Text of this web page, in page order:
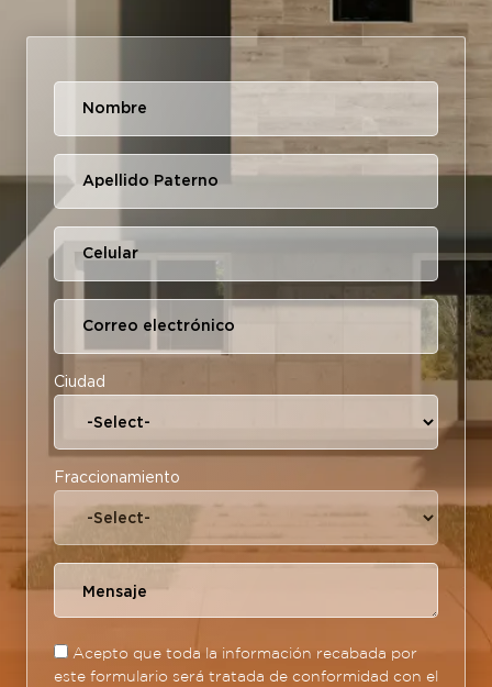
Ciudad
Fraccionamiento
Acepto que toda la información recabada por
este formulario será tratada de conformidad con el